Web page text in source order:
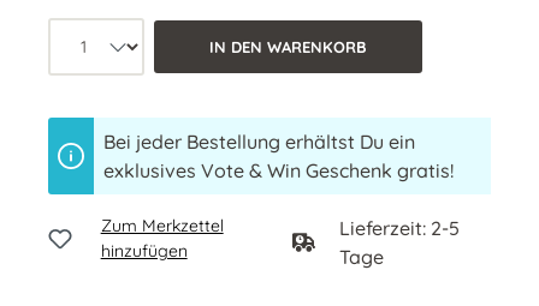
Produkt Anzahl: Wähle die
IN DEN WARENKORB
Bei jeder Bestellung erhältst Du ein
exklusives Vote & Win Geschenk gratis!
Zum Merkzettel
hinzufügen
Lieferzeit: 2-5
Tage